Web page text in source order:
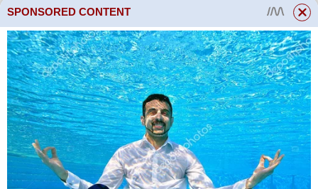
Automatický kotel ZOTA
Twist Plus 20
SPONSORED CONTENT